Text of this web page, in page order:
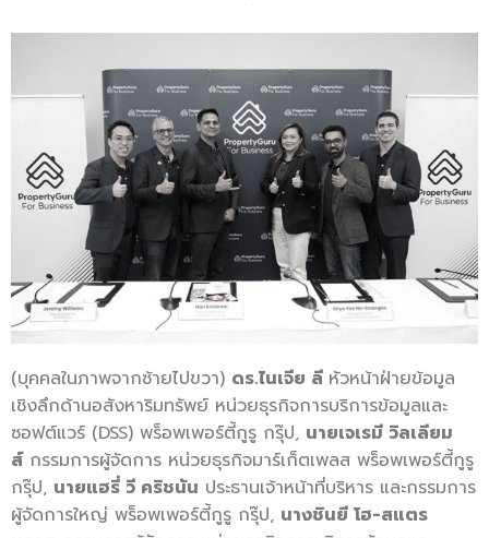
(บุคคลในภาพจากซ้ายไปขวา) ดร.ไนเจีย ลี หัวหน้าฝ่ายข้อมูล
เชิงลึกด้านอสังหาริมทรัพย์ หน่วยธุรกิจการบริการข้อมูลและ
ซอฟต์แวร์ (DSS) พร็อพเพอร์ตี้กูรู กรุ๊ป, นายเจเรมี วิลเลียม
ส์กรรมการผู้จัดการ หน่วยธุรกิจมาร์เก็ตเพลส พร็อพเพอร์ตี้กูรู
กรุ๊ป, นายแฮรี่ วี คริชนัน ประธานเจ้าหน้าที่บริหาร และกรรมการ
ผู้จัดการใหญ่ พร็อพเพอร์ตี้กูรู กรุ๊ป, นางชินยี โฮ-สแตร